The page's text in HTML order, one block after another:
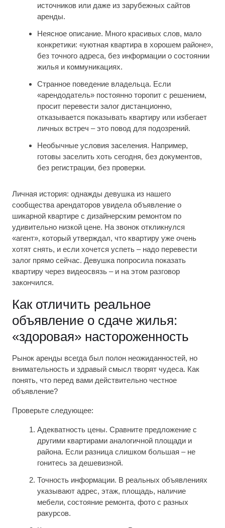
источников или даже из зарубежных сайтов
аренды.
Неясное описание. Много красивых слов, мало
конкретики: «уютная квартира в хорошем районе»,
без точного адреса, без информации о состоянии
жилья и коммуникациях.
Странное поведение владельца. Если
«арендодатель» постоянно торопит с решением,
просит перевести залог дистанционно,
отказывается показывать квартиру или избегает
личных встреч – это повод для подозрений.
Необычные условия заселения. Например,
готовы заселить хоть сегодня, без документов,
без регистрации, без проверки.
Личная история: однажды девушка из нашего
сообщества арендаторов увидела объявление о
шикарной квартире с дизайнерским ремонтом по
удивительно низкой цене. На звонок откликнулся
«агент», который утверждал, что квартиру уже очень
хотят снять, и если хочется успеть – надо перевести
залог прямо сейчас. Девушка попросила показать
квартиру через видеосвязь – и на этом разговор
закончился.
Как отличить реальное
объявление о сдаче жилья:
«здоровая» настороженность
Рынок аренды всегда был полон неожиданностей, но
внимательность и здравый смысл творят чудеса. Как
понять, что перед вами действительно честное
объявление?
Проверьте следующее:
Адекватность цены. Сравните предложение с
другими квартирами аналогичной площади и
района. Если разница слишком большая – не
гонитесь за дешевизной.
Точность информации. В реальных объявлениях
указывают адрес, этаж, площадь, наличие
мебели, состояние ремонта, фото с разных
ракурсов.